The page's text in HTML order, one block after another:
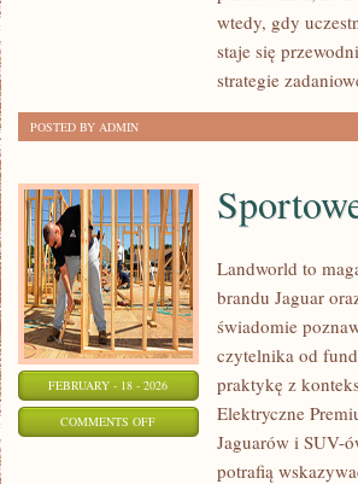
wtedy, gdy
staje się
strategie
POSTED BY ADMIN
FEBRUARY - 18 - 2026
COMMENTS OFFON
SPORTOWE
Landworld to
brandu Jaguar
świadomie
czytelnika od
praktykę z
Elektryczne
Jaguarów i SUV-
potrafią